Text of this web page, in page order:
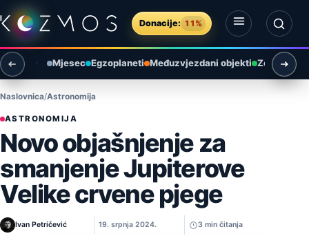
Preskoči na sadržaj
Donacije: 11%
Otvori izbornik
Otvori pretragu
Mjesec Egzoplaneti Međuzvjezdani objekti Zemlja i
Naslovnica Astronomija
ASTRONOMIJA
Novo objašnjenje za
smanjenje Jupiterove
Velike crvene pjege
Ivan Petričević 19. srpnja 2024. 3 min čitanja